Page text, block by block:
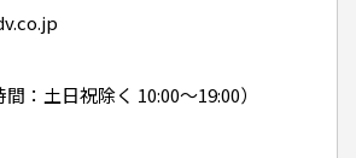
：土日祝除く 10:00～19:00）